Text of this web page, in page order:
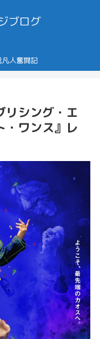
ブログ
人奮闘記
リシング・エ
・ワンス』レ